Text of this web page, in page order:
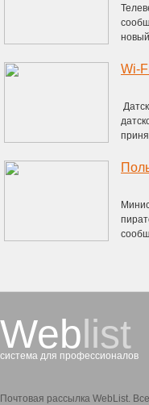
Wi-
Weblist
система для профессионалов
Почтовая рассылка WebList.